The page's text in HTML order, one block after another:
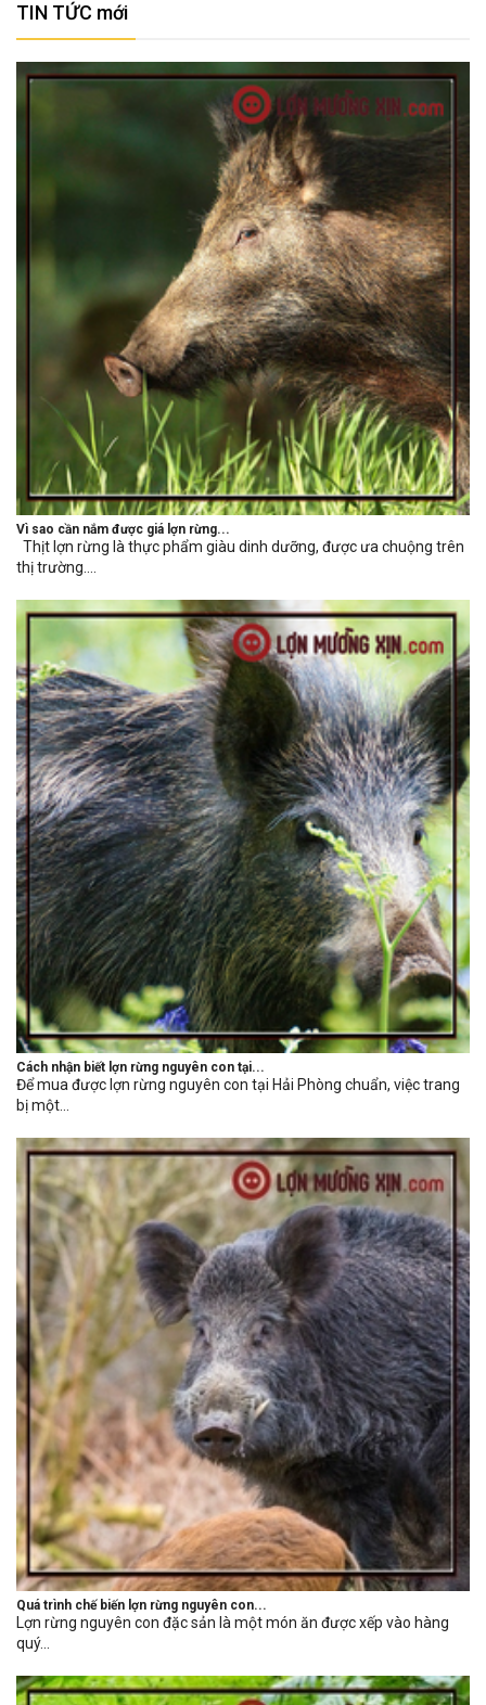
TIN TỨC mới
Vì sao cần nắm được giá lợn rừng...
Thịt lợn rừng là thực phẩm giàu dinh dưỡng, được ưa chuộng trên
thị trường....
Cách nhận biết lợn rừng nguyên con tại...
Để mua được lợn rừng nguyên con tại Hải Phòng chuẩn, việc trang
bị một...
Quá trình chế biến lợn rừng nguyên con...
Lợn rừng nguyên con đặc sản là một món ăn được xếp vào hàng
quý...